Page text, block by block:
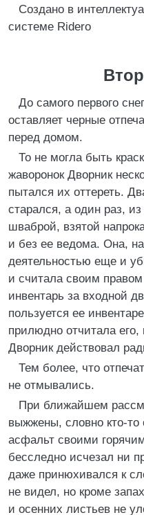
Создано в
системе Ridero
До самого первого
оставляет черные
перед домом.
То не могла быть
жаворонок Дворник
пытался их оттереть.
старался, а один раз,
шваброй, взятой
и без ее ведома. Она,
деятельностью еще и
и считала своим
инвентарь за входной
пользуется ее
прилюдно отчитала
Дворник действовал
Тем более, что
не отмывались.
При ближайшем
выжжены, словно кто-то
асфальт своими
бесследно исчезал ни
даже принюхивался к
не видел, но кроме
и осенних листьев не